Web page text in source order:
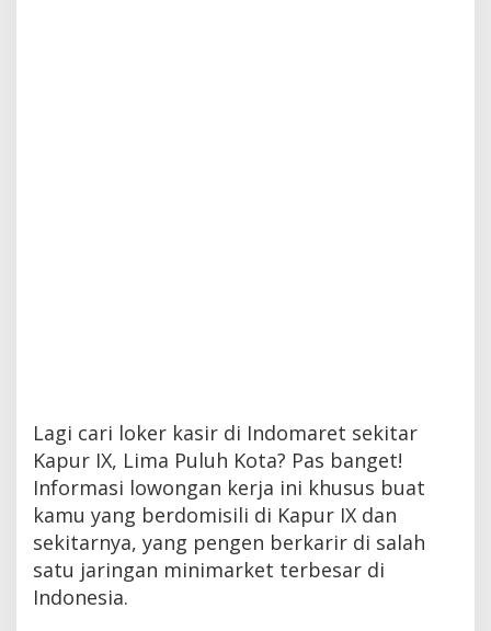
Lagi cari loker kasir di Indomaret sekitar
Kapur IX, Lima Puluh Kota? Pas banget!
Informasi lowongan kerja ini khusus buat
kamu yang berdomisili di Kapur IX dan
sekitarnya, yang pengen berkarir di salah
satu jaringan minimarket terbesar di
Indonesia.